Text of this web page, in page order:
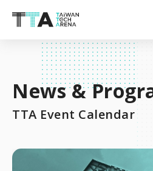
News &
TTA Event Calendar